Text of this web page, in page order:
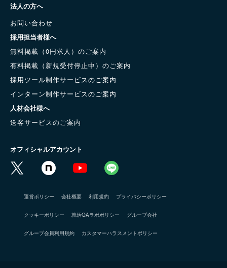
法人の方へ
お問い合わせ
採用担当者様へ
無料掲載（0円求人）のご案内
有料掲載（新規受付停止中）のご案内
採用ツール制作サービスのご案内
インターン制作サービスのご案内
人材会社様へ
送客サービスのご案内
オフィシャルアカウント
運営ポリシー 会社概要 利用規約 プライバシーポリシー
クッキーポリシー 就活QAラボポリシー グループ会社
グループ会員利用規約 カスタマーハラスメントポリシー